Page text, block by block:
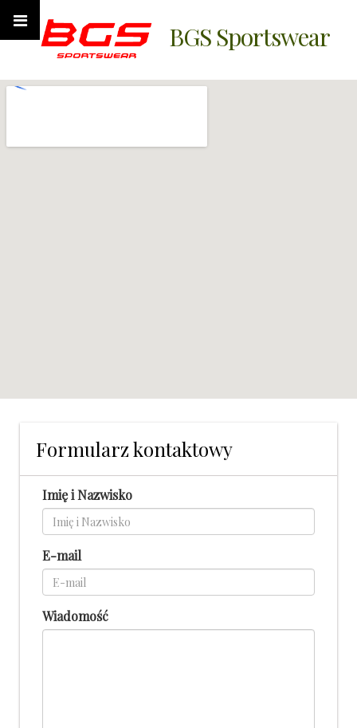
BGS Sportswear
Formularz kontaktowy
Imię i Nazwisko
E-mail
Wiadomość